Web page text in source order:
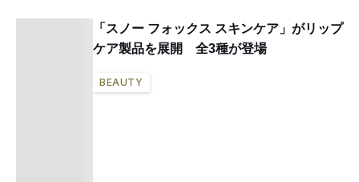
「スノー フォックス スキンケア」がリップ
ケア製品を展開 全3種が登場
BEAUTY